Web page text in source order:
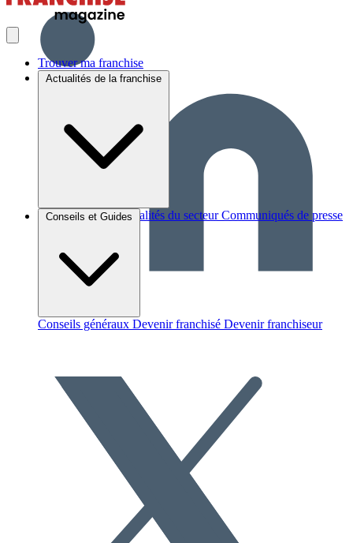
Trouver ma franchise
Actualités de la franchise
Brèves et actus Actualités du secteur Communiqués de presse
Conseils et Guides
Conseils généraux Devenir franchisé Devenir franchiseur